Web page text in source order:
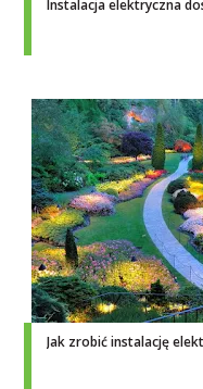
Instalacja elektryczna
Jak zrobić instalację